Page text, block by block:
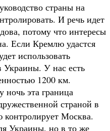
страны на
И речь идет
потому что интересы
Если Кремлю удастся
использовать
Украины. У нас есть
1200 км.
ночь эта граница
страной в
контролирует Москва.
Украины, но в то же